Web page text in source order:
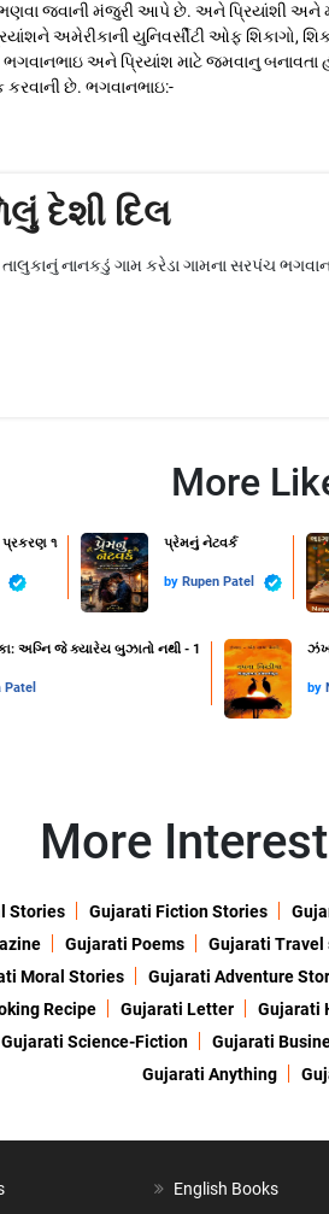
જવાની મંજુરી આપે છે. અને પ્રિયાંશી
પ્રિયાંશને અમેરીકાની યુનિવર્સીટી ઓફ
અને પ્રિયાંશ માટે જમવાનુ બનાવતા
છે. ભગવાનભાઇ:-
દેશી દિલ
તાલુકાનું નાનકડું ગામ કરેડા ગામના સરપંચ
More
૧ પ્રેમનું નેટવર્ક
by Rupen Patel
અગ્નિ જે ક્યારેય બુઝાતો નથી - 1
Patel by
More
Stories Gujarati Fiction Stories
Gujarati Poems Gujarati Travel
Moral Stories Gujarati Adventure
Recipe Gujarati Letter Gujarati
Gujarati Science-Fiction Gujarati
Gujarati Anything
English Books